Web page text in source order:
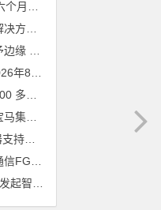
年8月6日
恩智浦Trimension超宽带技术赋能宝马集团Digital Key Plus及生命体存在检测功能
Vishay TSOP15300系列红外接收器支持所有主流遥控代码